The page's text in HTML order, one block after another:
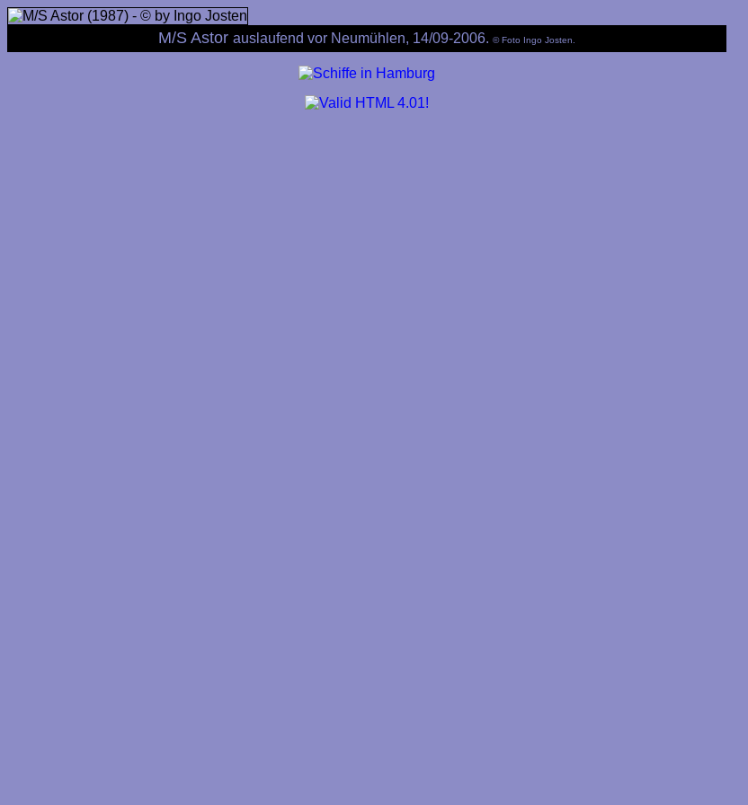
M/S Astor auslaufend vor Neumühlen, 14/09-2006. © Foto Ingo Josten.